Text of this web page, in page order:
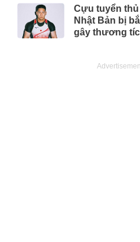
Cựu tuyển
Nhật Bản bị
gây thương